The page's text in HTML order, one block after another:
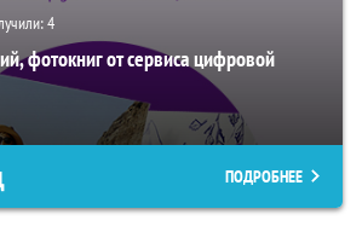
4
фотокниг от сервиса цифровой
ПОДРОБНЕЕ